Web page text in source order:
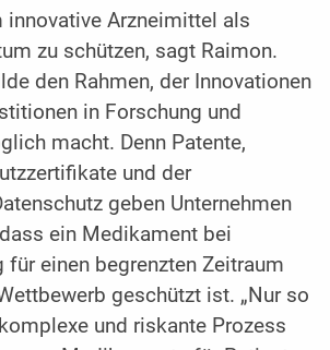
innovative Arzneimittel als
zu schützen, sagt Raimon.
den Rahmen, der Innovationen
in Forschung und
macht. Denn Patente,
und der
geben Unternehmen
ein Medikament bei
für einen begrenzten Zeitraum
geschützt ist. „Nur so
und riskante Prozess